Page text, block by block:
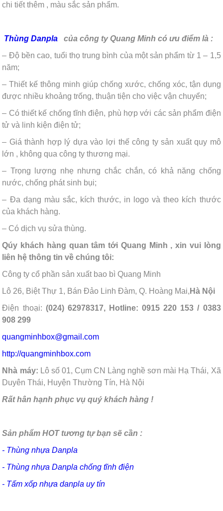
chi tiết thêm , màu sắc sản phẩm.
Thùng Danpla
của công ty Quang Minh có ưu điểm là :
– Độ bền cao, tuổi thọ trung bình của một sản phẩm từ 1 – 1,5
năm;
– Thiết kế thông minh giúp chống xước, chống xóc, tận dụng
được nhiều khoảng trống, thuận tiện cho việc vận chuyển;
– Có thiết kế chống tĩnh điện, phù hợp với các sản phẩm điện
tử và linh kiện điện tử;
– Giá thành hợp lý dựa vào lợi thế công ty sản xuất quy mô
lớn , không qua công ty thương mại.
– Trọng lượng nhẹ nhưng chắc chắn, có khả năng chống
nước, chống phát sinh bụi;
– Đa dạng màu sắc, kích thước, in logo và theo kích thước
của khách hàng.
– Có dịch vụ sửa thùng.
Qúy khách hàng quan tâm tới Quang Minh , xin vui lòng
liên hệ thông tin về chúng tôi:
Công ty cổ phần sản xuất bao bì Quang Minh
Lô 26, Biệt Thự 1, Bán Đảo Linh Đàm, Q. Hoàng Mai, Hà Nội
Điện thoại: (024) 62978317, Hotline: 0915 220 153 / 0383
908 299
quangminhbox@gmail.com
http://quangminhbox.com
Nhà máy: Lô số 01, Cụm CN Làng nghề sơn mài Hạ Thái, Xã
Duyên Thái, Huyện Thường Tín, Hà Nội
Rất hân hạnh phục vụ quý khách hàng !
Sản phẩm HOT tương tự bạn sẽ cần :
- Thùng nhựa Danpla
- Thùng nhựa Danpla chống tĩnh điện
- Tấm xốp nhựa danpla uy tín